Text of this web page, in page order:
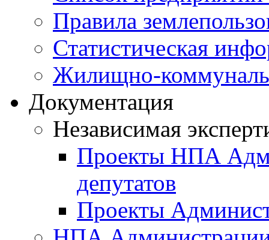
Правила
Статистическая
Жилищно-
Документация
Независимая
Проекты НПА
депутатов
Проекты